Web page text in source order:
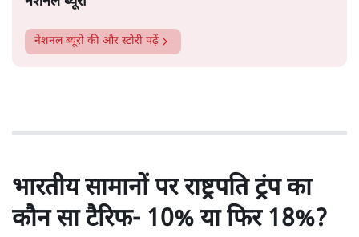
नेशनल ब्यूरो की और स्टोरी पढ़ें
भारतीय सामानों पर राष्ट्रपति ट्रंप का
कौन सा टैरिफ- 10% या फिर 18%?